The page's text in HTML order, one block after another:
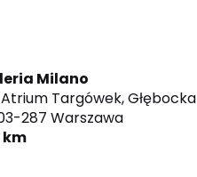
Milano
Targówek, Głębocka
287 Warszawa
km